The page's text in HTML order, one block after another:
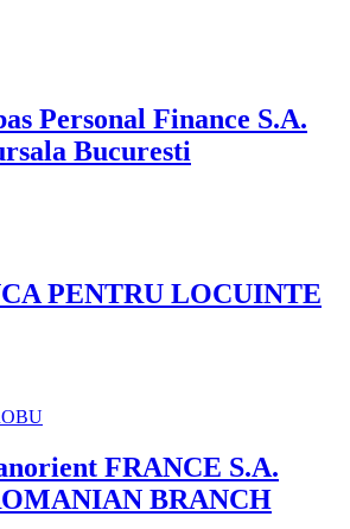
Personal Finance S.A.
Bucuresti
PENTRU LOCUINTE
FRANCE S.A.
BRANCH